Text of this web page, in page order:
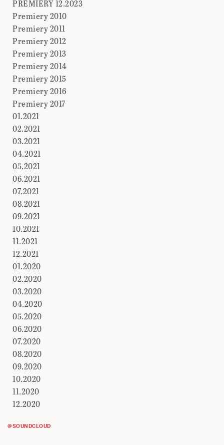
PREMIERY 12.2023
Premiery 2010
Premiery 2011
Premiery 2012
Premiery 2013
Premiery 2014
Premiery 2015
Premiery 2016
Premiery 2017
01.2021
02.2021
03.2021
04.2021
05.2021
06.2021
07.2021
08.2021
09.2021
10.2021
11.2021
12.2021
01.2020
02.2020
03.2020
04.2020
05.2020
06.2020
07.2020
08.2020
09.2020
10.2020
11.2020
12.2020
@SOUNDCLOUD